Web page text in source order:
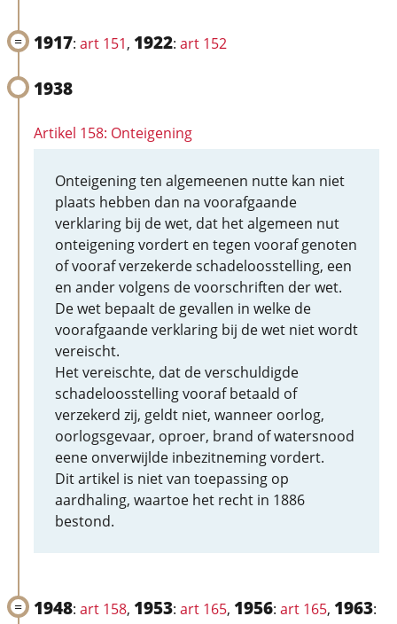
1917: art 151, 1922: art 152
1938
Artikel 158: Onteigening
Onteigening ten algemeenen nutte kan niet
plaats hebben dan na voorafgaande
verklaring bij de wet, dat het algemeen nut
onteigening vordert en tegen vooraf genoten
of vooraf verzekerde schadeloosstelling, een
en ander volgens de voorschriften der wet.
De wet bepaalt de gevallen in welke de
voorafgaande verklaring bij de wet niet wordt
vereischt.
Het vereischte, dat de verschuldigde
schadeloosstelling vooraf betaald of
verzekerd zij, geldt niet, wanneer oorlog,
oorlogsgevaar, oproer, brand of watersnood
eene onverwijlde inbezitneming vordert.
Dit artikel is niet van toepassing op
aardhaling, waartoe het recht in 1886
bestond.
1948: art 158, 1953: art 165, 1956: art 165, 1963: